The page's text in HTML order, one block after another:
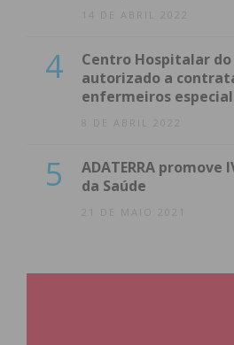
14 DE ABRIL 2022
4
Centro Hospitalar do
autorizado a
enfermeiros
8 DE ABRIL 2022
5
ADATERRA promove
da Saúde
21 DE MAIO 2021